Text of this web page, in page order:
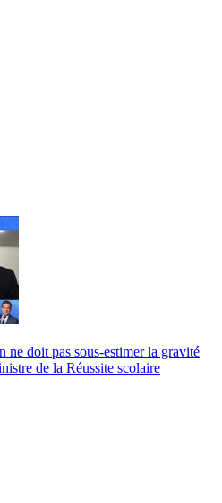
ne doit pas sous-estimer la gravité
de la Réussite scolaire